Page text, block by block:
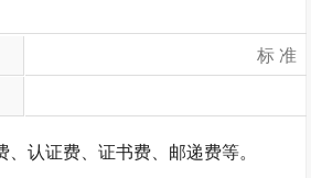
标 准
、认证费、证书费、邮递费等。